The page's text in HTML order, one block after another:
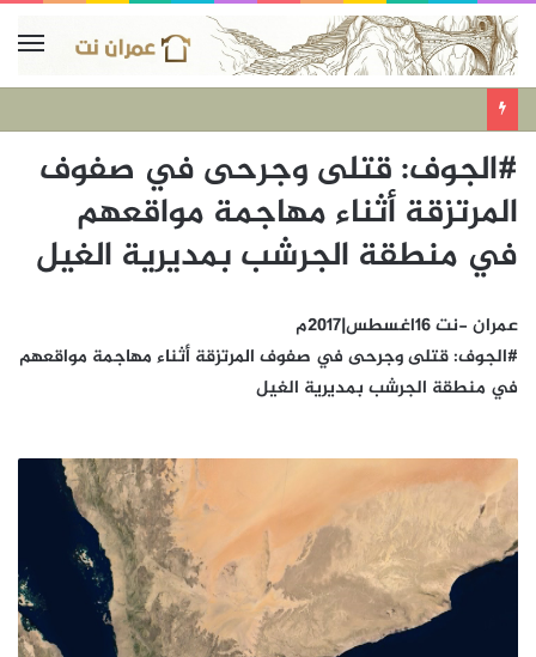
#الجوف: قتلى وجرحى في صفوف
المرتزقة أثناء مهاجمة مواقعهم
في منطقة الجرشب بمديرية الغيل
عمران -نت 16اغسطس|2017م
#الجوف: قتلى وجرحى في صفوف المرتزقة أثناء مهاجمة مواقعهم
في منطقة الجرشب بمديرية الغيل